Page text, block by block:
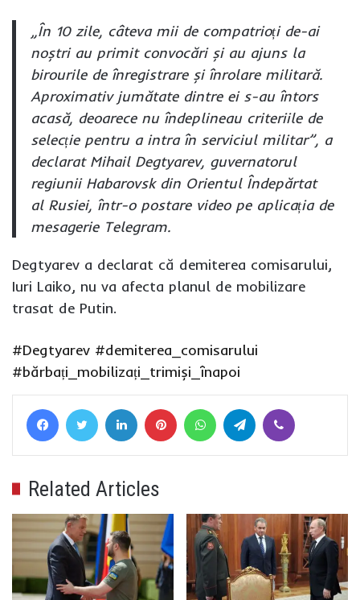
„În 10 zile, câteva mii de compatrioți de-ai
noștri au primit convocări și au ajuns la
birourile de înregistrare și înrolare militară.
Aproximativ jumătate dintre ei s-au întors
acasă, deoarece nu îndeplineau criteriile de
selecție pentru a intra în serviciul militar”, a
declarat Mihail Degtyarev, guvernatorul
regiunii Habarovsk din Orientul Îndepărtat
al Rusiei, într-o postare video pe aplicația de
mesagerie Telegram.
Degtyarev a declarat că demiterea comisarului,
Iuri Laiko, nu va afecta planul de mobilizare
trasat de Putin.
#Degtyarev #demiterea_comisarului
#bărbați_mobilizați_trimiși_înapoi
FacebookTwitter LinkedIn Pinterest WhatsAppTelegram
Related Articles